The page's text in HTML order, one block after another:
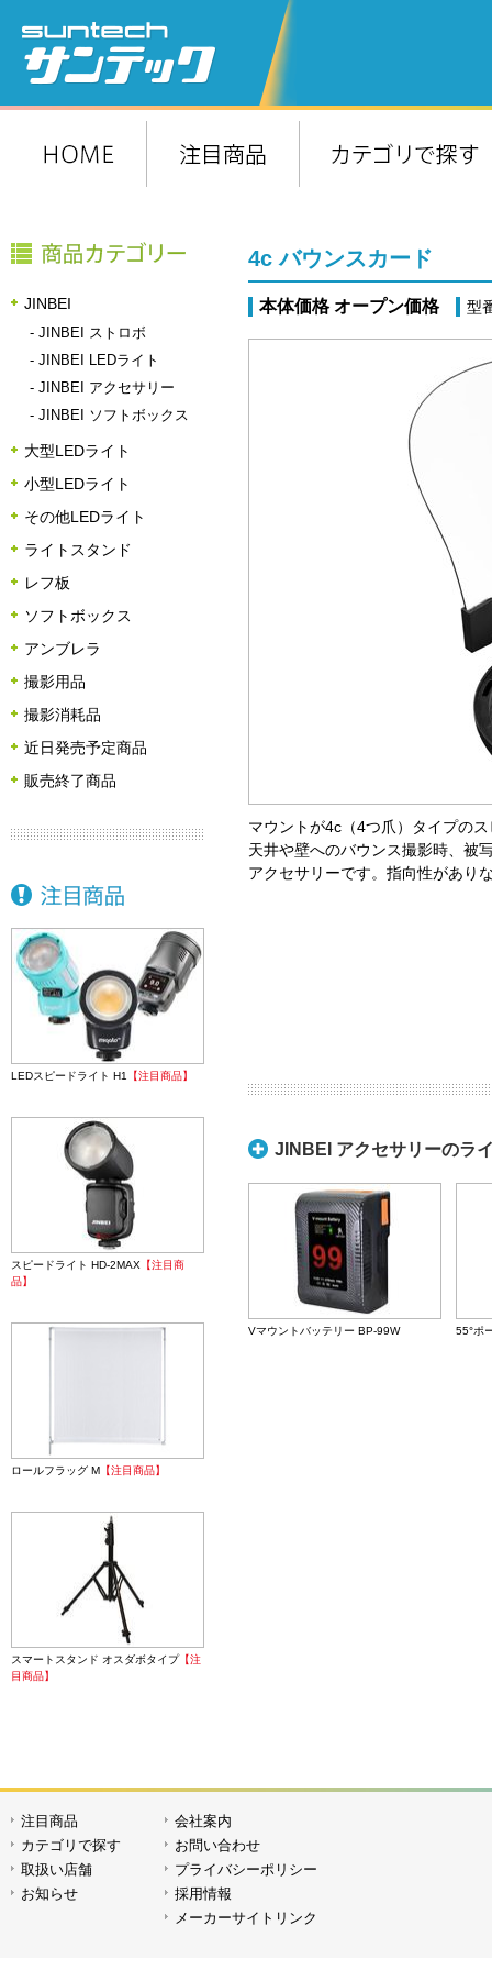
4c バウンスカード
本体価格 オープン価格 型
マウントが4c（4つ爪）タイプの
天井や壁へのバウンス撮影時、被
アクセサリーです。指向性があり
JINBEI アクセサリーのラ
Vマウントバッテリー BP-99W 55°ポ
ワイヤレストリガー TR-V6II
JINBEI
- JINBEI ストロボ
- JINBEI LEDライト
- JINBEI アクセサリー
- JINBEI ソフトボックス
大型LEDライト
小型LEDライト
その他LEDライト
ライトスタンド
レフ板
ソフトボックス
アンブレラ
撮影用品
撮影消耗品
近日発売予定商品
販売終了商品
LEDスピードライト H1 【注目商品】
スピードライト HD-2MAX 【注目商
品】
ロールフラッグ M 【注目商品】
スマートスタンド オスダボタイプ【注
目商品】
注目商品
カテゴリで探す
取扱い店舗
お知らせ
会社案内
お問い合わせ
プライバシーポリシー
採用情報
メーカーサイトリンク